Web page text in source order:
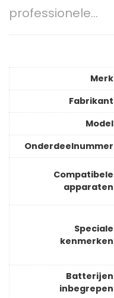
professionele…
Merk
Fabrikant
Model
Onderdeelnummer
Compatibele
apparaten
Speciale
kenmerken
Batterijen
inbegrepen